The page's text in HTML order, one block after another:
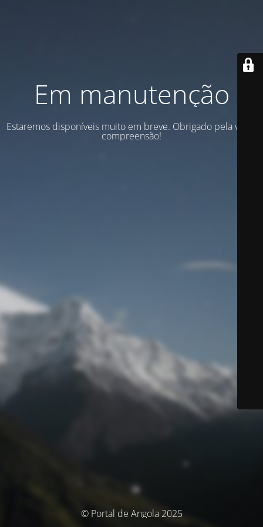
Em manutenção
Estaremos disponíveis muito em breve. Obrigado pela vossa
compreensão!
© Portal de Angola 2025